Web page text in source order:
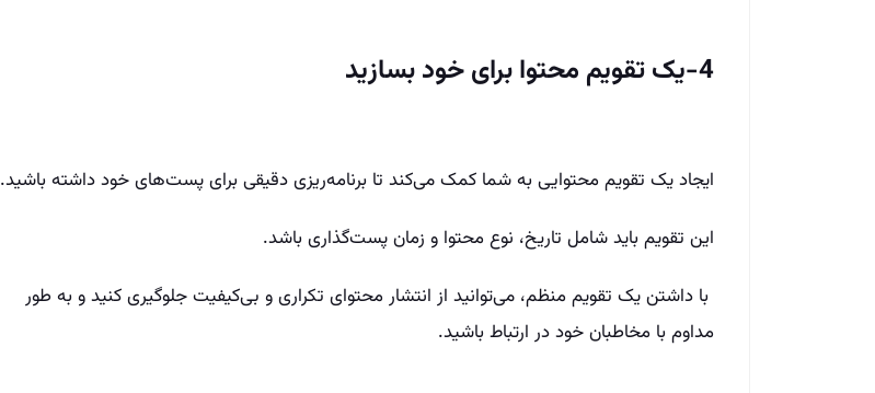
4-یک تقویم محتوا برای خود بسازید
ایجاد یک تقویم محتوایی به شما کمک می‌کند تا برنامه‌ریزی دقیقی برای پست‌های خود داشته باشید.
این تقویم باید شامل تاریخ، نوع محتوا و زمان پست‌گذاری باشد.
با داشتن یک تقویم منظم، می‌توانید از انتشار محتوای تکراری و بی‌کیفیت جلوگیری کنید و به طور
مداوم با مخاطبان خود در ارتباط باشید.